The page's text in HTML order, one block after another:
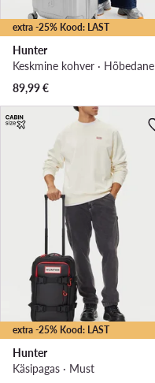
extra -25% Kood: LAST
Hunter
Keskmine kohver · Hõbedane
89,99€
extra -25% Kood: LAST
Hunter
Käsipagas · Must